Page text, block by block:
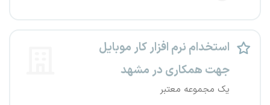
استخدام نرم افزار کار موبایل
جهت همکاری در مشهد
یک مجموعه معتبر